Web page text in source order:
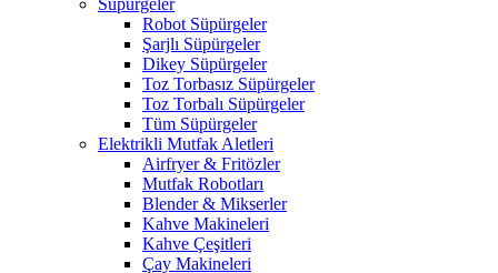
Süpürgeler
Robot Süpürgeler
Şarjlı Süpürgeler
Dikey Süpürgeler
Toz Torbasız Süpürgeler
Toz Torbalı Süpürgeler
Tüm Süpürgeler
Elektrikli Mutfak Aletleri
Airfryer & Fritözler
Mutfak Robotları
Blender & Mikserler
Kahve Makineleri
Kahve Çeşitleri
Çay Makineleri